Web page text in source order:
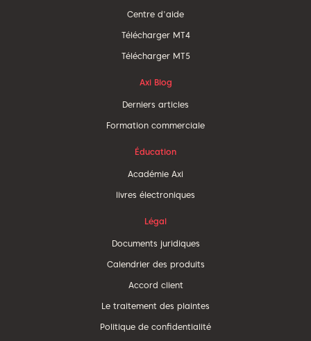
Centre d'aide
Télécharger MT4
Télécharger MT5
Axi Blog
Derniers articles
Formation commerciale
Éducation
Académie Axi
livres électroniques
Légal
Documents juridiques
Calendrier des produits
Accord client
Le traitement des plaintes
Politique de confidentialité